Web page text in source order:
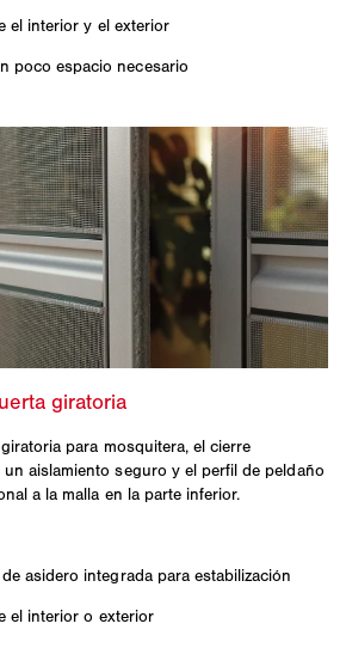
el interior y el exterior
poco espacio necesario
para mosquitera, el cierre
aislamiento seguro y el perfil de peldaño
a la malla en la parte inferior.
asidero integrada para estabilización
el interior o exterior